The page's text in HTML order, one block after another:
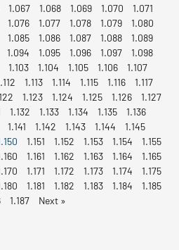
1.067 1.068 1.069 1.070
1.071
1.076 1.077 1.078 1.079
1.080
1.085 1.086 1.087 1.088
1.089
1.094 1.095 1.096 1.097
1.098
1.103 1.104 1.105 1.106
1.107
1.113 1.114 1.115 1.116
1.117
1.123 1.124 1.125 1.126
1.127
1.132 1.133 1.134 1.135
1.136
1.141 1.142 1.143 1.144
1.145
1.151 1.152 1.153 1.154
1.155
1.161 1.162 1.163 1.164
1.165
1.171 1.172 1.173 1.174
1.175
1.181 1.182 1.183 1.184
1.185
1.187 Next »